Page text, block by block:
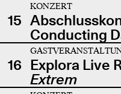
15
KONZERT
Conducting
16 Explora Live
Extrem